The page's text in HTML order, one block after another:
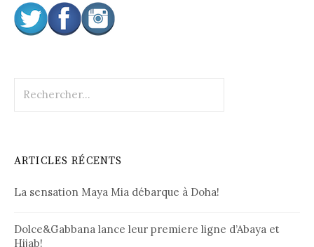
r
h
r
ARTICLES RÉCENTS
La sensation Maya Mia débarque à Doha!
Dolce&Gabbana lance leur premiere ligne d’Abaya et
Hijab!